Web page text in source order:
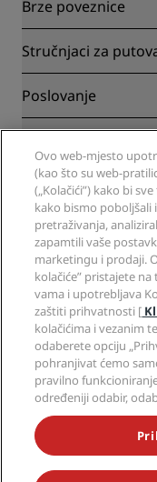
Brze poveznice
Radisson Rewards
Blog
Novi hoteli
Aplikacija Radisson
Hoteli za sportaše
Hoteli prilagođeni
Zdravlje i sigurnost
Stručnjaci za
Partneri
Poslovanje
Radisson Hotel Group
Mediji
Radite u RHG-u
Radite u PPHE-e
Radite u EHL-u
The Club by RHG
Razvojne mogućnosti
Responsible Business
Nabava
Centar za privatnost
Pravna obavijest
Uvjeti i odredbe
Sporazum o uporabi
Digitalna dostupnost
Izjava o modernom
Pomoć
Upozorenja za
Kontakt
Često postavljana
Mapa stranice
Društveni mediji
Brendovi Radisson
NIKADA NE
Ovo web-mjesto
(kao što su web-
(„Kolačići”) kako bi
kako bismo poboljšali
pretraživanja,
zapamtili vaše
marketingu i prodaji.
kolačiće” pristajete
vama i upotrebljava
zaštiti prihvatnosti [
kolačićima i vezanim
odaberete opciju
pohranjivat ćemo
pravilno
određeniji odabir,